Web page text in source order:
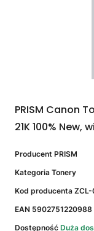
PRISM Canon
21K 100% New,
Producent PRISM
Kategoria Tonery
Kod producenta ZCL-
EAN 5902751220988
Dostępność Duża